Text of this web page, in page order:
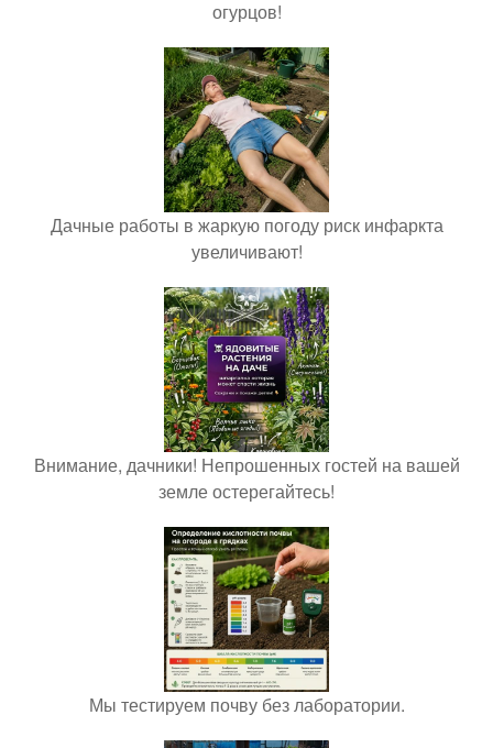
огурцов!
Дачные работы в жаркую погоду риск инфаркта
увеличивают!
Внимание, дачники! Непрошенных гостей на вашей
земле остерегайтесь!
Мы тестируем почву без лаборатории.